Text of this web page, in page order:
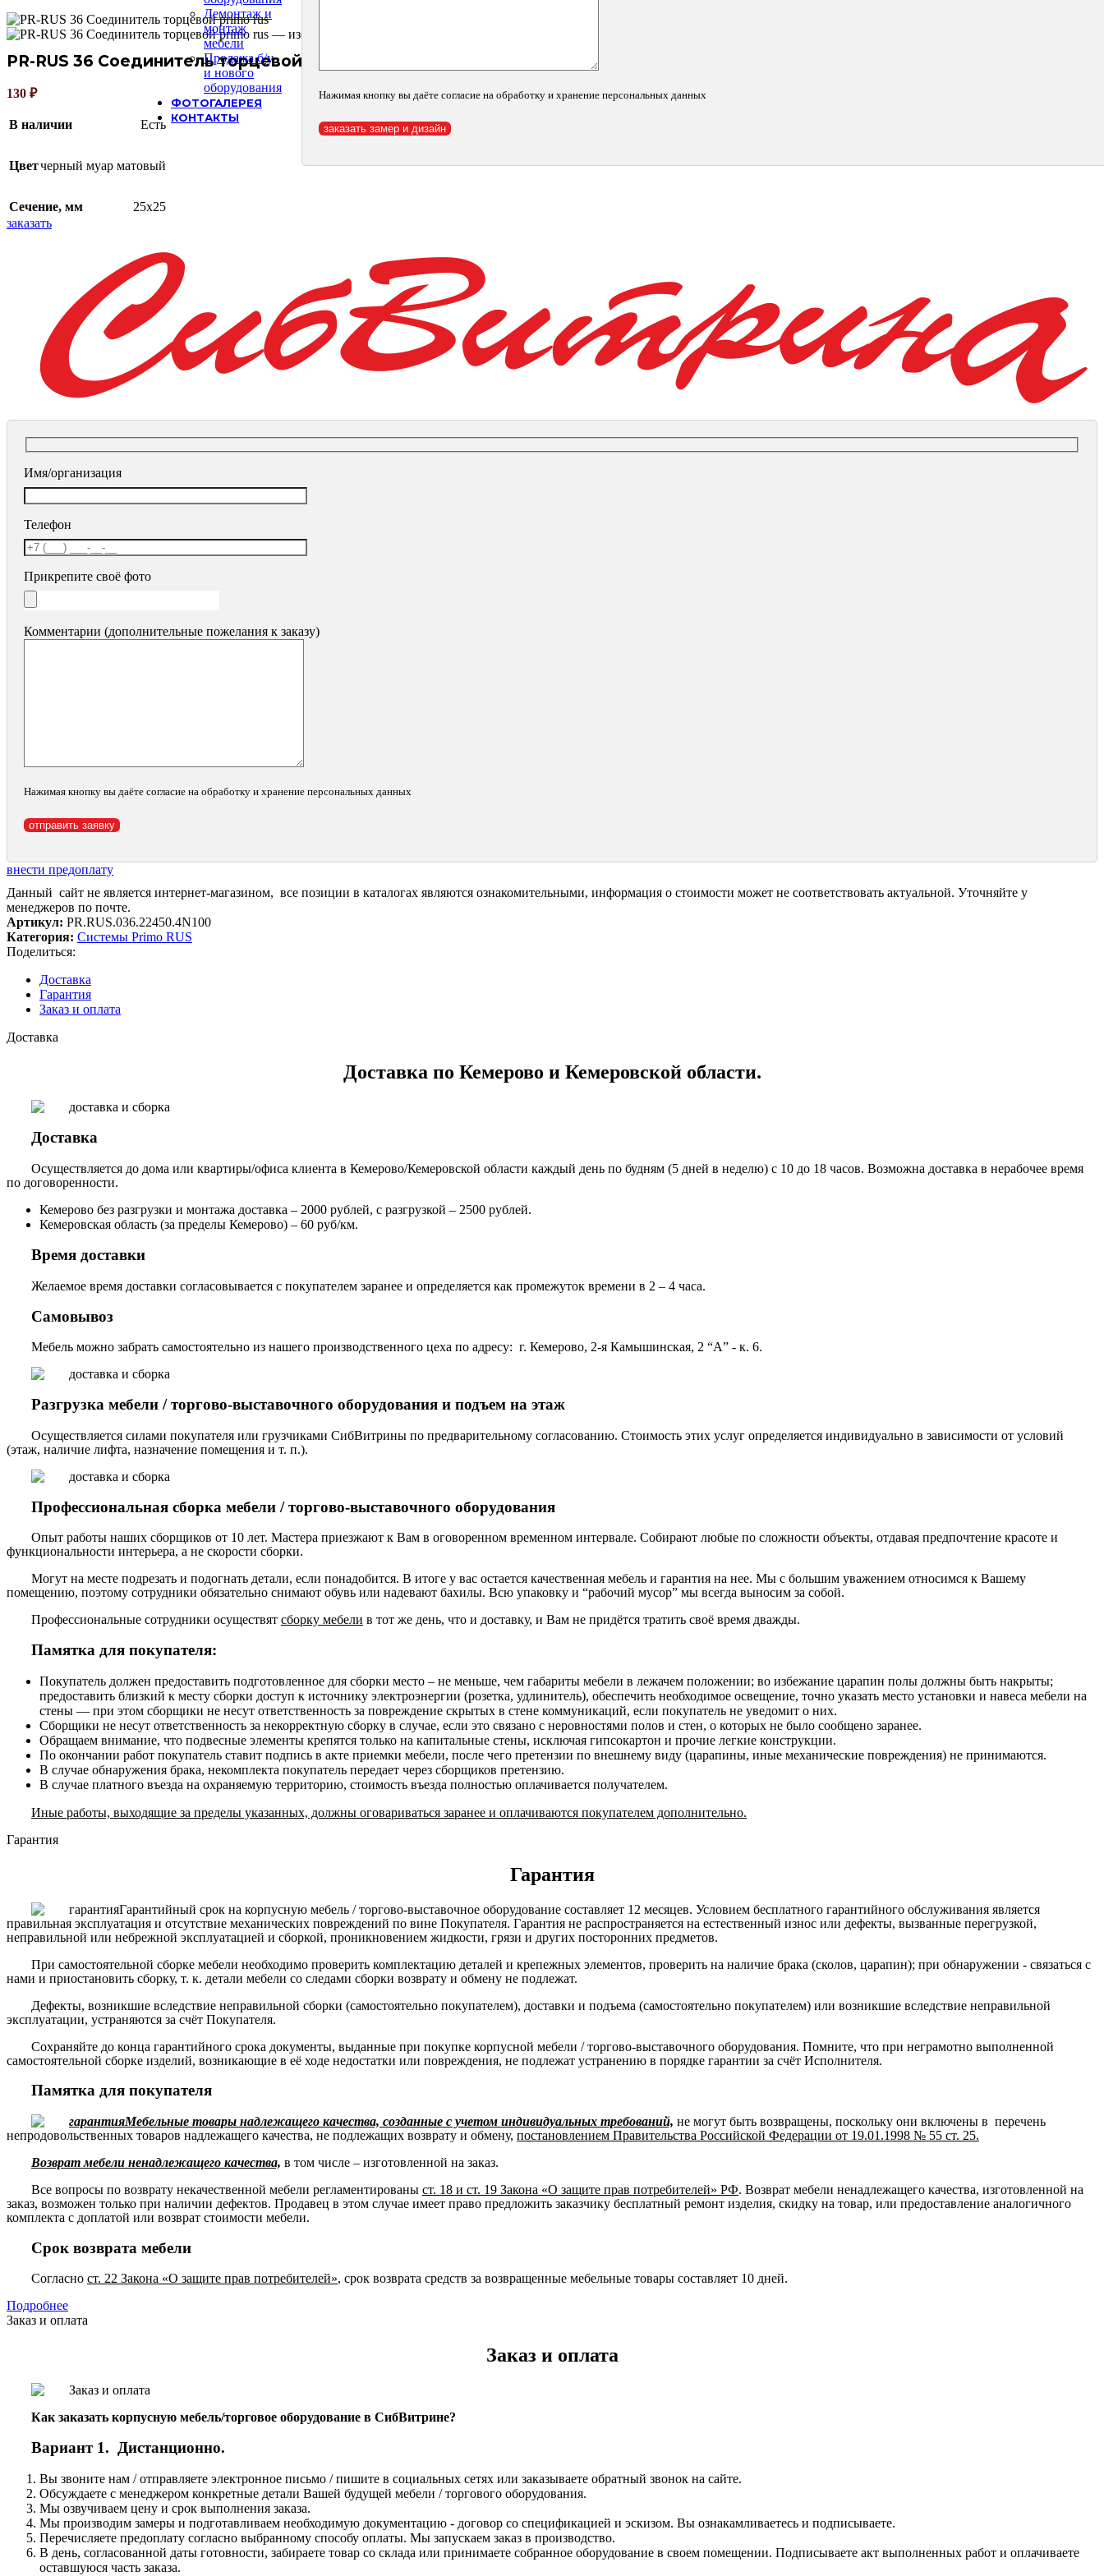
Демонтаж и
монтаж
мебели
Продажа б/у
и нового
оборудования
ФОТОГАЛЕРЕЯ
КОНТАКТЫ
Нажимая кнопку вы даёте согласие на обработку и хранение персональных данных
PR-RUS 36 Соединитель торцевой primo rus
130 ₽
В наличии Есть
Цветчерный муар матовый
Сечение, мм
25х25
заказать
Имя/организация
Телефон
Прикрепите своё фото
Комментарии (дополнительные пожелания к заказу)
Нажимая кнопку вы даёте согласие на обработку и хранение персональных данных
внести предоплату
Данный сайт не является интернет-магазином, все позиции в каталогах являются ознакомительными, информация о стоимости может не соответствовать актуальной. Уточняйте у
менеджеров по почте.
Артикул: PR.RUS.036.22450.4N100
Категория: Системы Primo RUS
Поделиться:
Доставка
Гарантия
Заказ и оплата
Доставка
Доставка по Кемерово и Кемеровской области.
Доставка
Осуществляется до дома или квартиры/офиса клиента в Кемерово/Кемеровской области каждый день по будням (5 дней в неделю) с 10 до 18 часов. Возможна доставка в нерабочее время
по договоренности.
Кемерово без разгрузки и монтажа доставка – 2000 рублей, с разгрузкой – 2500 рублей.
Кемеровская область (за пределы Кемерово) – 60 руб/км.
Время доставки
Желаемое время доставки согласовывается с покупателем заранее и определяется как промежуток времени в 2 – 4 часа.
Самовывоз
Мебель можно забрать самостоятельно из нашего производственного цеха по адресу: г. Кемерово, 2-я Камышинская, 2 “А” - к. 6.
Разгрузка мебели / торгово-выставочного оборудования и подъем на этаж
Осуществляется силами покупателя или грузчиками СибВитрины по предварительному согласованию. Стоимость этих услуг определяется индивидуально в зависимости от условий
(этаж, наличие лифта, назначение помещения и т. п.).
Профессиональная сборка мебели / торгово-выставочного оборудования
Опыт работы наших сборщиков от 10 лет. Мастера приезжают к Вам в оговоренном временном интервале. Собирают любые по сложности объекты, отдавая предпочтение красоте и
функциональности интерьера, а не скорости сборки.
Могут на месте подрезать и подогнать детали, если понадобится. В итоге у вас остается качественная мебель и гарантия на нее. Мы с большим уважением относимся к Вашему
помещению, поэтому сотрудники обязательно снимают обувь или надевают бахилы. Всю упаковку и “рабочий мусор” мы всегда выносим за собой.
Профессиональные сотрудники осуществят сборку мебели в тот же день, что и доставку, и Вам не придётся тратить своё время дважды.
Памятка для покупателя:
Покупатель должен предоставить подготовленное для сборки место – не меньше, чем габариты мебели в лежачем положении; во избежание царапин полы должны быть накрыты;
предоставить близкий к месту сборки доступ к источнику электроэнергии (розетка, удлинитель), обеспечить необходимое освещение, точно указать место установки и навеса мебели на
стены — при этом сборщики не несут ответственность за повреждение скрытых в стене коммуникаций, если покупатель не уведомит о них.
Сборщики не несут ответственность за некорректную сборку в случае, если это связано с неровностями полов и стен, о которых не было сообщено заранее.
Обращаем внимание, что подвесные элементы крепятся только на капитальные стены, исключая гипсокартон и прочие легкие конструкции.
По окончании работ покупатель ставит подпись в акте приемки мебели, после чего претензии по внешнему виду (царапины, иные механические повреждения) не принимаются.
В случае обнаружения брака, некомплекта покупатель передает через сборщиков претензию.
В случае платного въезда на охраняемую территорию, стоимость въезда полностью оплачивается получателем.
Иные работы, выходящие за пределы указанных, должны оговариваться заранее и оплачиваются покупателем дополнительно.
Гарантия
Гарантия
Гарантийный срок на корпусную мебель / торгово-выставочное оборудование составляет 12 месяцев. Условием бесплатного гарантийного обслуживания является
правильная эксплуатация и отсутствие механических повреждений по вине Покупателя. Гарантия не распространяется на естественный износ или дефекты, вызванные перегрузкой,
неправильной или небрежной эксплуатацией и сборкой, проникновением жидкости, грязи и других посторонних предметов.
При самостоятельной сборке мебели необходимо проверить комплектацию деталей и крепежных элементов, проверить на наличие брака (сколов, царапин); при обнаружении - связаться с
нами и приостановить сборку, т. к. детали мебели со следами сборки возврату и обмену не подлежат.
Дефекты, возникшие вследствие неправильной сборки (самостоятельно покупателем), доставки и подъема (самостоятельно покупателем) или возникшие вследствие неправильной
эксплуатации, устраняются за счёт Покупателя.
Сохраняйте до конца гарантийного срока документы, выданные при покупке корпусной мебели / торгово-выставочного оборудования. Помните, что при неграмотно выполненной
самостоятельной сборке изделий, возникающие в её ходе недостатки или повреждения, не подлежат устранению в порядке гарантии за счёт Исполнителя.
Памятка для покупателя
Мебельные товары надлежащего качества, созданные с учетом индивидуальных требований, не могут быть возвращены, поскольку они включены в перечень
непродовольственных товаров надлежащего качества, не подлежащих возврату и обмену, постановлением Правительства Российской Федерации от 19.01.1998 № 55 ст. 25.
Возврат мебели ненадлежащего качества, в том числе – изготовленной на заказ.
Все вопросы по возврату некачественной мебели регламентированы ст. 18 и ст. 19 Закона «О защите прав потребителей» РФ. Возврат мебели ненадлежащего качества, изготовленной на
заказ, возможен только при наличии дефектов. Продавец в этом случае имеет право предложить заказчику бесплатный ремонт изделия, скидку на товар, или предоставление аналогичного
комплекта с доплатой или возврат стоимости мебели.
Срок возврата мебели
Согласно ст. 22 Закона «О защите прав потребителей», срок возврата средств за возвращенные мебельные товары составляет 10 дней.
Подробнее
Заказ и оплата
Заказ и оплата
Как заказать корпусную мебель/торговое оборудование в СибВитрине?
Вариант 1. Дистанционно.
Вы звоните нам / отправляете электронное письмо / пишите в социальных сетях или заказываете обратный звонок на сайте.
Обсуждаете с менеджером конкретные детали Вашей будущей мебели / торгового оборудования.
Мы озвучиваем цену и срок выполнения заказа.
Мы производим замеры и подготавливаем необходимую документацию - договор со спецификацией и эскизом. Вы ознакамливаетесь и подписываете.
Перечисляете предоплату согласно выбранному способу оплаты. Мы запускаем заказ в производство.
В день, согласованной даты готовности, забираете товар со склада или принимаете собранное оборудование в своем помещении. Подписываете акт выполненных работ и оплачиваете
оставшуюся часть заказа.